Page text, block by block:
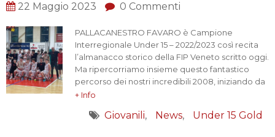
22 Maggio 2023 0 Commenti
PALLACANESTRO FAVARO è Campione
Interregionale Under 15 – 2022/2023 così recita
l’almanacco storico della FIP Veneto scritto oggi.
Ma ripercorriamo insieme questo fantastico
percorso dei nostri incredibili 2008, iniziando da
un campionato di qualificazione chiuso da
seconda fase ad incrocio dove abbiamo sfidato
+ Info
Giovanili News Under 15 Gold